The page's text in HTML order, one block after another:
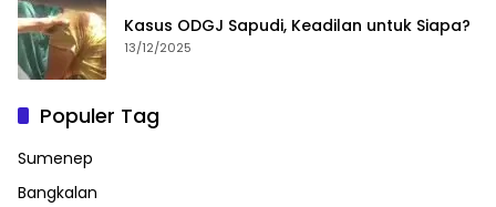
Kasus ODGJ Sapudi, Keadilan untuk Siapa?
13/12/2025
Populer Tag
Sumenep
Bangkalan